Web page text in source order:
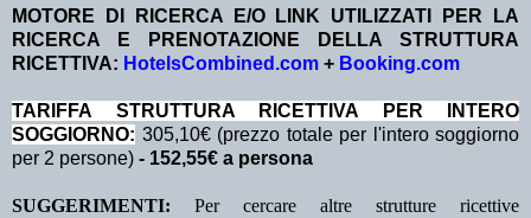
MOTORE DI RICERCA E/O LINK UTILIZZATI PER LA
RICERCA E PRENOTAZIONE DELLA STRUTTURA
RICETTIVA: HotelsCombined.com + Booking.com
TA RIFFA STRUTTURA RICETTIVA PER INTERO
SOGGIORNO: 305,10€ (prezzo totale per l'intero soggiorno
per 2 persone) - 152,55€ a persona
SUGGERIMENTI: Per cercare altre strutture ricettive